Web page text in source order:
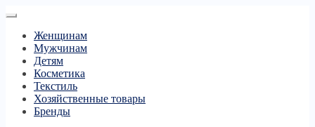
Женщинам
Мужчинам
Детям
Косметика
Текстиль
Хозяйственные товары
Бренды